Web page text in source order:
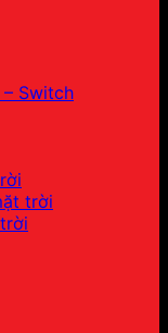
– Switch
trời